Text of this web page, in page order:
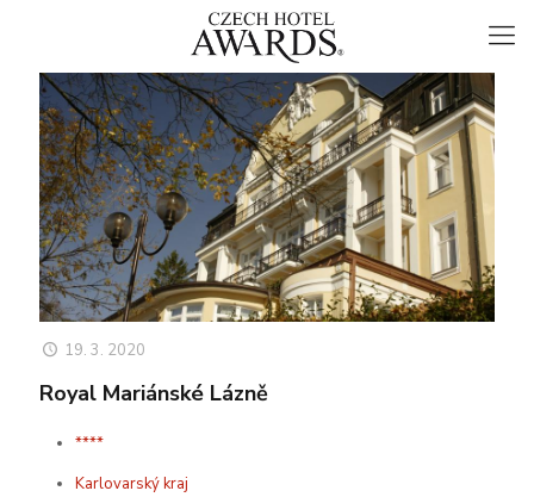
19. 3. 2020
Royal Mariánské Lázně
****
Karlovarský kraj